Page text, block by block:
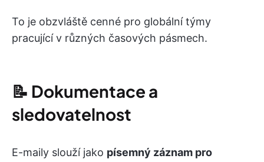
To je obzvláště cenné pro globální týmy
pracující v různých časových pásmech.
📝 Dokumentace a
sledovatelnost
E-maily slouží jako písemný záznam pro